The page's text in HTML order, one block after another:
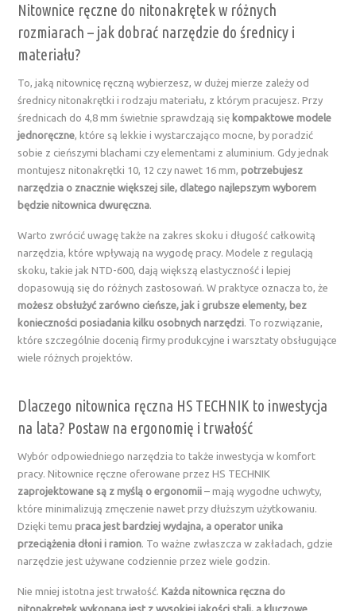
Nitownice ręczne do nitonakrętek w różnych
rozmiarach – jak dobrać narzędzie do średnicy i
materiału?
To, jaką nitownicę ręczną wybierzesz, w dużej mierze zależy od
średnicy nitonakrętki i rodzaju materiału, z którym pracujesz. Przy
średnicach do 4,8 mm świetnie sprawdzają się kompaktowe modele
jednoręczne, które są lekkie i wystarczająco mocne, by poradzić
sobie z cieńszymi blachami czy elementami z aluminium. Gdy jednak
montujesz nitonakrętki 10, 12 czy nawet 16 mm,potrzebujesz
narzędzia o znacznie większej sile, dlatego najlepszym wyborem
będzie nitownica dwuręczna.
Warto zwrócić uwagę także na zakres skoku i długość całkowitą
narzędzia, które wpływają na wygodę pracy. Modele z regulacją
skoku, takie jak NTD-600, dają większą elastyczność i lepiej
dopasowują się do różnych zastosowań. W praktyce oznacza to, że
możesz obsłużyć zarówno cieńsze, jak i grubsze elementy, bez
konieczności posiadania kilku osobnych narzędzi. To rozwiązanie,
które szczególnie docenią firmy produkcyjne i warsztaty obsługujące
wiele różnych projektów.
Dlaczego nitownica ręczna HS TECHNIK to inwestycja
na lata? Postaw na ergonomię i trwałość
Wybór odpowiedniego narzędzia to także inwestycja w komfort
pracy. Nitownice ręczne oferowane przez HS TECHNIK
zaprojektowane są z myślą o ergonomii– mają wygodne uchwyty,
które minimalizują zmęczenie nawet przy dłuższym użytkowaniu.
Dzięki temupraca jest bardziej wydajna, a operator unika
przeciążenia dłoni i ramion. To ważne zwłaszcza w zakładach, gdzie
narzędzie jest używane codziennie przez wiele godzin.
Nie mniej istotna jest trwałość. Każda nitownica ręczna do
nitonakrętek wykonana jest z wysokiej jakości stali, a kluczowe